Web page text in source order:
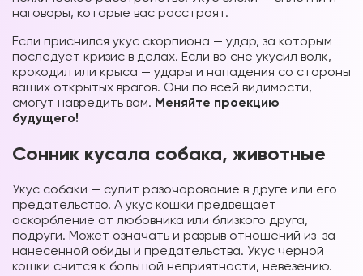
наговоры, которые вас расстроят.
Если приснился укус скорпиона — удар, за которым
последует кризис в делах. Если во сне укусил волк,
крокодил или крыса — удары и нападения со стороны
ваших открытых врагов. Они по всей видимости,
смогут навредить вам. Меняйте проекцию
будущего!
Сонник кусала собака, животные
Укус собаки — сулит разочарование в друге или его
предательство. А укус кошки предвещает
оскорбление от любовника или близкого друга,
подруги. Может означать и разрыв отношений из-за
нанесенной обиды и предательства. Укус черной
кошки снится к большой неприятности, невезению.